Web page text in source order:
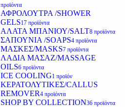
προϊόντα
ΑΦΡΟΛΟΥΤΡΑ /SHOWER
GELS17 προϊόντα
ΑΛΑΤΑ ΜΠΑΝΙΟΥ/SALT8 προϊόντα
ΣΑΠΟΥΝΙΑ /SOAPS4 προϊόντα
ΜΑΣΚΕΣ/MASKS7 προϊόντα
ΛΑΔΙΑ ΜΑΣΑΖ/MASSAGE
OILS6 προϊόντα
ICE COOLING1 προϊόν
ΚΕΡΑΤΟΛΥΤΙΚΕΣ/CALLUS
REMOVER4 προϊόντα
SHOP BY COLLECTION36 προϊόντα